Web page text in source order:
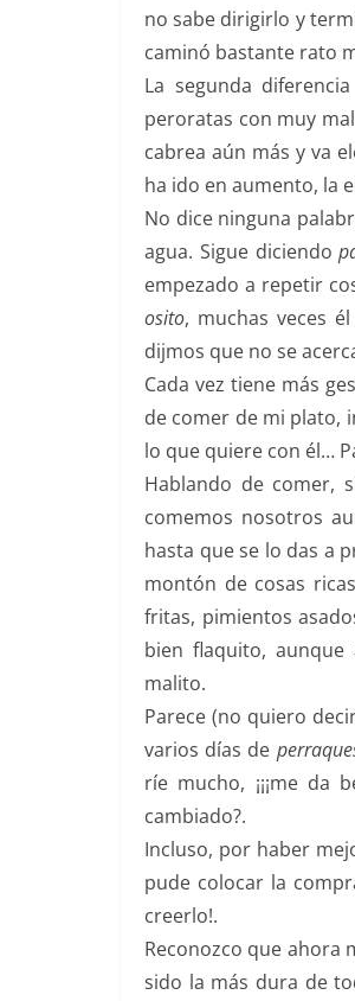
no sabe dirigirlo y
caminó bastante rato
La segunda
peroratas con muy
cabrea aún más y va
ha ido en aumento, la
No dice ninguna
agua. Sigue diciendo
empezado a repetir
osito, muchas veces
dijmos que no se
Cada vez tiene más
de comer de mi plato,
lo que quiere con él…
Hablando de comer,
comemos nosotros
hasta que se lo das a
montón de cosas
fritas, pimientos
bien flaquito,
malito.
Parece (no quiero
varios días de
ríe mucho, ¡¡¡me
cambiado?.
Incluso, por haber
pude colocar la
creerlo!.
Reconozco que ahora
sido la más dura de